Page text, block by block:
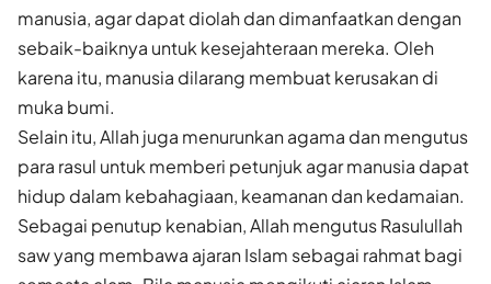
manusia, agar dapat diolah dan dimanfaatkan dengan
sebaik-baiknya untuk kesejahteraan mereka. Oleh
karena itu, manusia dilarang membuat kerusakan di
muka bumi.
Selain itu, Allah juga menurunkan agama dan mengutus
para rasul untuk memberi petunjuk agar manusia dapat
hidup dalam kebahagiaan, keamanan dan kedamaian.
Sebagai penutup kenabian, Allah mengutus Rasulullah
saw yang membawa ajaran Islam sebagai rahmat bagi